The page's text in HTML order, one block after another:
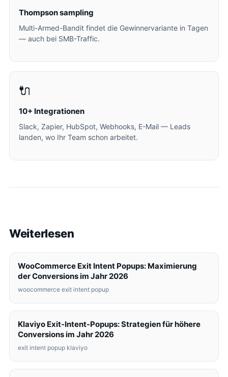
Thompson sampling
Multi-Armed-Bandit findet die Gewinnervariante in Tagen
— auch bei SMB-Traffic.
🔌
10+ Integrationen
Slack, Zapier, HubSpot, Webhooks, E-Mail — Leads
landen, wo Ihr Team schon arbeitet.
Weiterlesen
WooCommerce Exit Intent Popups: Maximierung
der Conversions im Jahr 2026
woocommerce exit intent popup
Klaviyo Exit-Intent-Popups: Strategien für höhere
Conversions im Jahr 2026
exit intent popup klaviyo